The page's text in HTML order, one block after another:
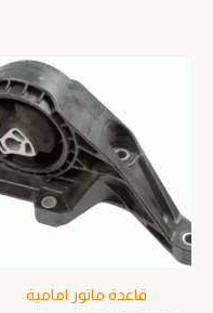
قاعدة ماتور امامية